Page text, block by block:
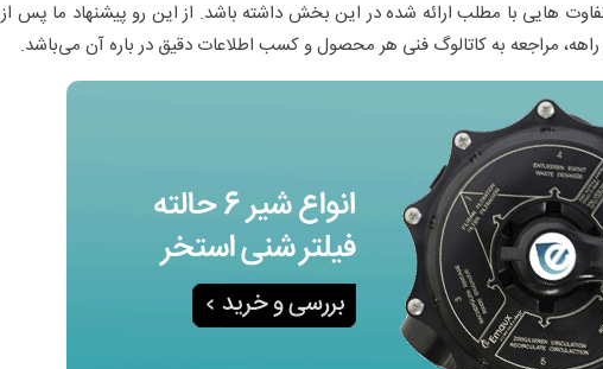
هایی با مطلب ارائه شده در این بخش داشته باشد. از این رو پیشنهاد ما پس از
مراجعه به کاتالوگ فنی هر محصول و کسب اطلاعات دقیق در باره آن می‌باشد.